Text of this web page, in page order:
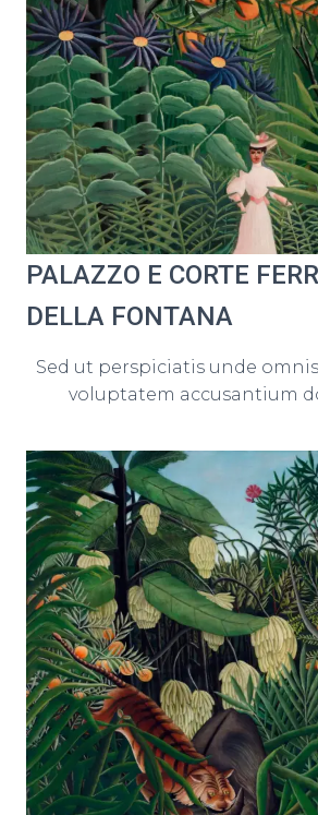
PALAZZO E CORTE
DELLA FONTANA
Sed ut perspiciatis unde
voluptatem accusantium